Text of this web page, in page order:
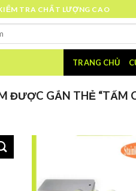
TRA CHẤT LƯỢNG CAO
TRANG CHỦ
ĐƯỢC GẮN THẺ “TẤM